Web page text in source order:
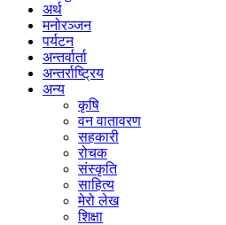
अर्थ
मनोरञ्‍जन
पर्यटन
अन्तर्वार्ता
अन्तर्राष्‍ट्रिय
अन्य
कृषि
वन वातावरण
सहकारी
रोचक
संस्कृति
साहित्य
मेरो लेख
शिक्षा